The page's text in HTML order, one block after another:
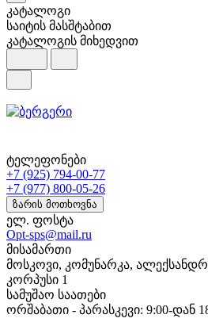
კატალოგი
საიტის მასშტაბით
კატალოგის მიხედვით
ტელეფონები
+7 (925) 794-00-77
+7 (977) 800-05-26
ზარის მოთხოვნა
ელ. ფოსტა
Opt-sps@mail.ru
მისამართი
მოსკოვი, კომუნარკა,
კორპუსი 1
სამუშაო საათები
ორშაბათი - პარასკევი: 9:00-დან